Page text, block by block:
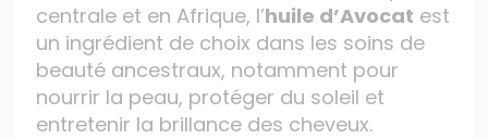
centrale et en Afrique, l’huile d’Avocat est
un ingrédient de choix dans les soins de
beauté ancestraux, notamment pour
nourrir la peau, protéger du soleil et
entretenir la brillance des cheveux.